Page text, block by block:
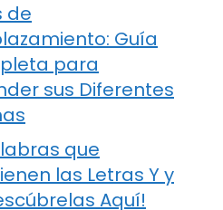
de
Guía
para
sus Diferentes
que
las Letras Y y
Aquí!